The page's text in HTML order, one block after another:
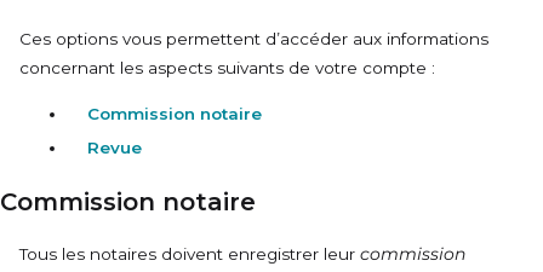
Ces options vous permettent d’accéder aux informations
concernant les aspects suivants de votre compte :
Commission notaire
Revue
Commission notaire
Tous les notaires doivent enregistrer leur commission